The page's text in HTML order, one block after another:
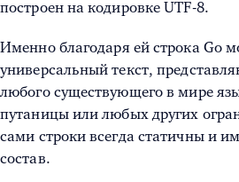
построен на кодировке UTF-8.
Именно благодаря ей строка Go
универсальный текст,
любого существующего в мире
путаницы или любых других
сами строки всегда статичны и
состав.